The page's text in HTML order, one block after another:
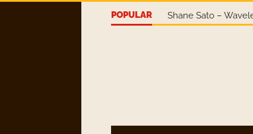
POPULAR Shane Sato –